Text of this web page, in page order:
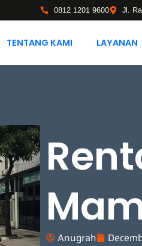
0812 1201 9600 Jl.
TENTANG KAMI LAYANAN
Anugrah